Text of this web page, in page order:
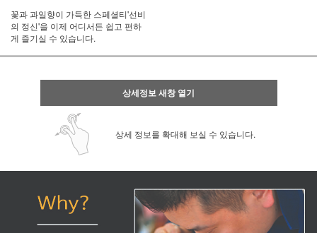
꽃과 과일향이 가득한 스페셜티'선비
의 정신'을 이제 어디서든 쉽고 편하
게 즐기실 수 있습니다.
상세정보 새창 열기
상세 정보를 확대해 보실 수 있습니다.